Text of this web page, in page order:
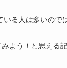
いる人は多いので
みよう！と思える